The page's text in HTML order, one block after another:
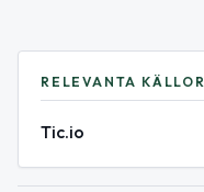
RELEVANTA KÄLLOR
Tic.io